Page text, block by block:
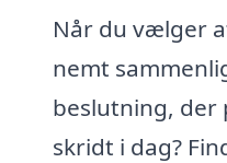
Når du vælger
nemt
beslutning, der
skridt i dag?